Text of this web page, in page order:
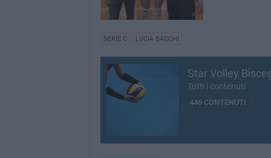
SERIE C LUCIA BACCHI
Star Volley
Tutti i contenuti
446 CONTENUTI